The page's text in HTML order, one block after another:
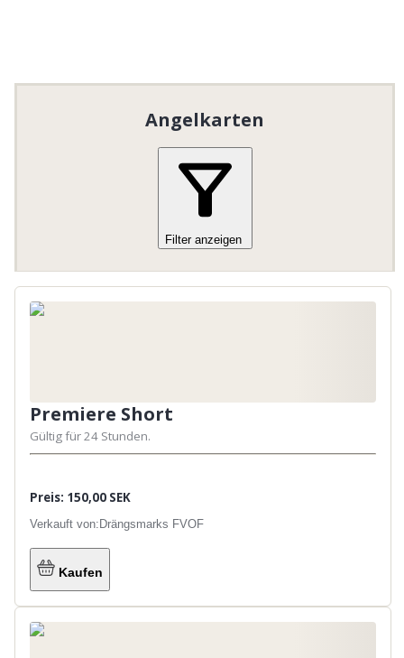
Turistbyrån i Skellefteå eller hos lokala
återförsäljare inom området.
Dieses Gebiet enthält ein oder mehrere „Put and
Take“-Angelgewässer.
Angelkarten
Filter anzeigen
Premiere Short
Gültig für 24 Stunden.
Preis: 150,00 SEK
Verkauft von: Drängsmarks FVOF
Kaufen